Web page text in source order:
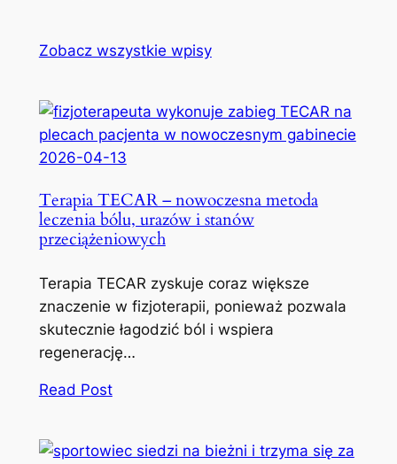
Zobacz wszystkie wpisy
2026-04-13
Terapia TECAR – nowoczesna metoda
leczenia bólu, urazów i stanów
przeciążeniowych
Terapia TECAR zyskuje coraz większe
znaczenie w fizjoterapii, ponieważ pozwala
skutecznie łagodzić ból i wspiera
regenerację…
Read Post